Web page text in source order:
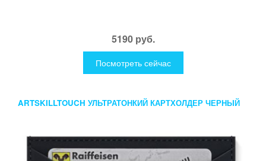
5190 руб.
Посмотреть сейчас
ARTSKILLTOUCH УЛЬТРАТОНКИЙ КАРТХОЛДЕР ЧЕРНЫЙ